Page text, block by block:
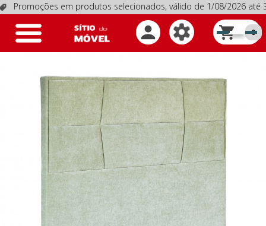
em produtos selecionados, válido de 1/08/2026 até
Toggle
navigation 0